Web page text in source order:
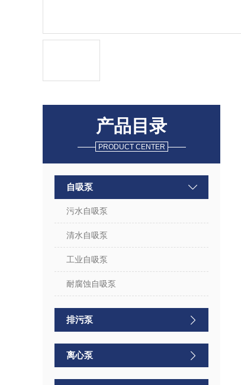
产品目录
PRODUCT CENTER
自吸泵
污水自吸泵
清水自吸泵
工业自吸泵
耐腐蚀自吸泵
排污泵
离心泵